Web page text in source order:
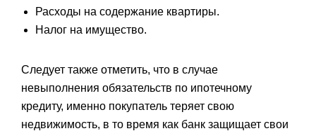
Расходы на содержание квартиры.
Налог на имущество.
Следует также отметить, что в случае
невыполнения обязательств по ипотечному
кредиту, именно покупатель теряет свою
недвижимость, в то время как банк защищает свои